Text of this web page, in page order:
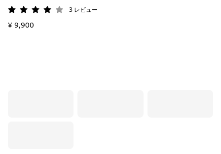
評価: 4 / 5 3 レビュー
¥ 9,900